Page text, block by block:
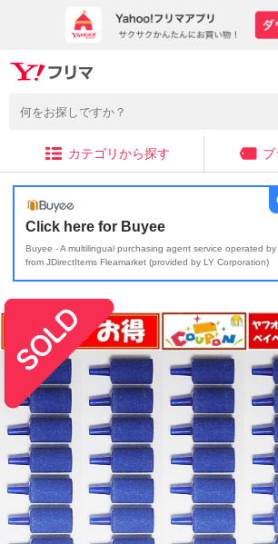
カテゴリから探す
Click here for Buyee
Buyee - A multilingual purchasing agent service operated
from JDirectItems Fleamarket (provided by LY Corporation)